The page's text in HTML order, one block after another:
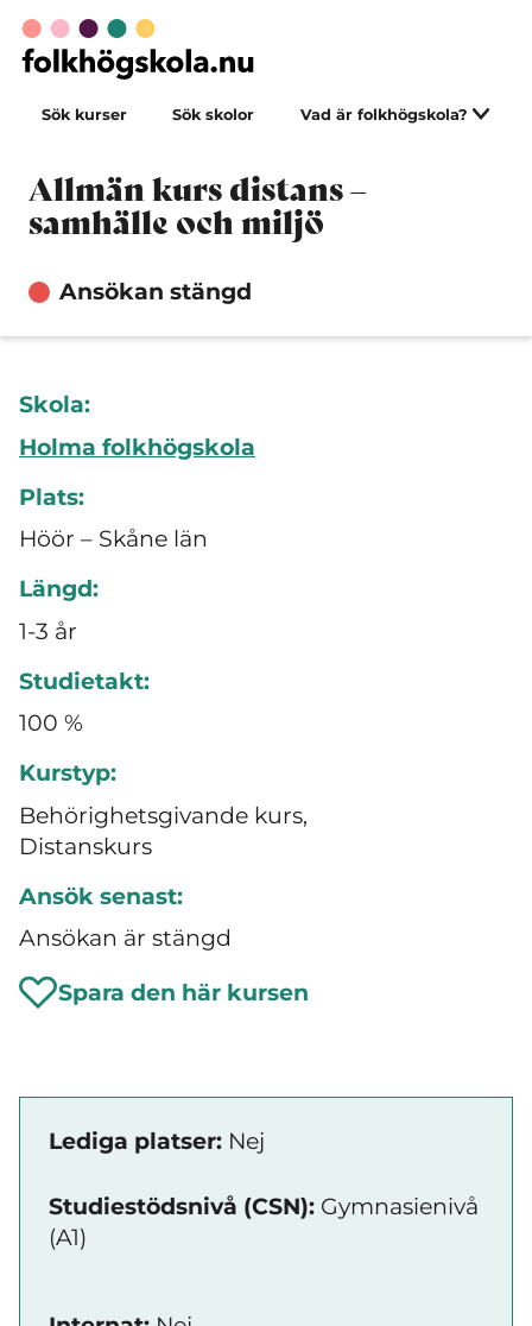
Sök kurser Sök skolor Vad är folkhögskola?
Allmän kurs distans –
samhälle och miljö
Ansökan stängd
Skola:
Holma folkhögskola
Plats:
Höör – Skåne län
Längd:
1-3 år
Studietakt:
100 %
Kurstyp:
Behörighetsgivande kurs,
Distanskurs
Ansök senast:
Ansökan är stängd
Spara den här kursen
Lediga platser: Nej
Studiestödsnivå (CSN): Gymnasienivå
(A1)